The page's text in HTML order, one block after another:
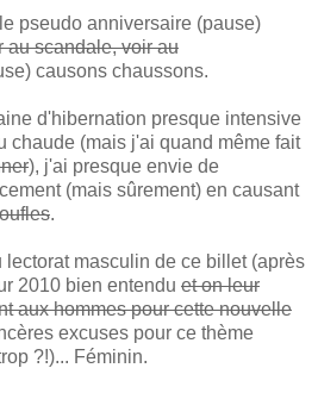
pseudo anniversaire (pause)
au scandale, voir au
causons chaussons.
d'hibernation presque intensive
chaude (mais j'ai quand même fait
), j'ai presque envie de
(mais sûrement) en causant
.
masculin de ce billet (après
2010 bien entendu et on leur
aux hommes pour cette nouvelle
excuses pour ce thème
?!)... Féminin.